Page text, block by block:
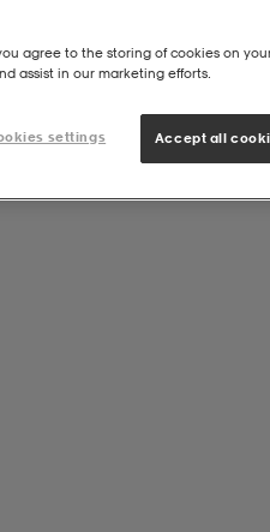
agree to the storing of cookies on
assist in our marketing efforts.
settings Accept all